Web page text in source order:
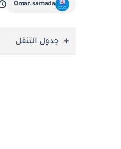
Omar.samada
جدول التنقل